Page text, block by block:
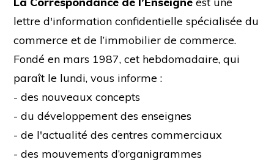
lettre d'information confidentielle spécialisée du
commerce et de l’immobilier de commerce.
Fondé en mars 1987, cet hebdomadaire, qui
paraît le lundi, vous informe :
- des nouveaux concepts
- du développement des enseignes
- de l'actualité des centres commerciaux
- des mouvements d’organigrammes